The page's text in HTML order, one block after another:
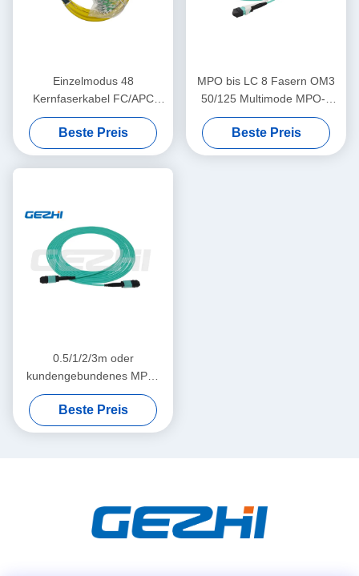
Einzelmodus 48
Kernfaserkabel FC/APC
2,00mm+0,7M--SC/APC
2,00mm+0,7M
Beste Preis
MPO bis LC 8 Fasern OM3
50/125 Multimode MPO-8
LC Glasfaser Patch Cord
Breakout Kabel
Beste Preis
0.5/1/2/3m oder
kundengebundenes MPO-
Fleckenkabel, MPO bessern
Verbindungen des Kabels
OM3 mit hoher Dichte aus
Beste Preis